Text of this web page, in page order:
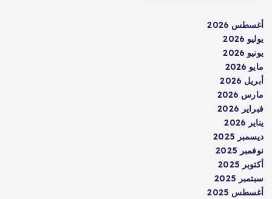
أغسطس 2026
يوليو 2026
يونيو 2026
مايو 2026
أبريل 2026
مارس 2026
فبراير 2026
يناير 2026
ديسمبر 2025
نوفمبر 2025
أكتوبر 2025
سبتمبر 2025
أغسطس 2025